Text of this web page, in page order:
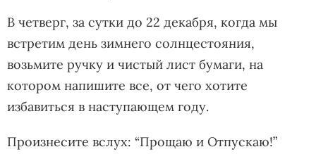
В четверг, за сутки до 22 декабря, когда мы
встретим день зимнего солнцестояния,
возьмите ручку и чистый лист бумаги, на
котором напишите все, от чего хотите
избавиться в наступающем году.
Произнесите вслух: “Прощаю и Отпускаю!”